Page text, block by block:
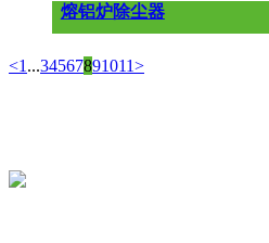
熔铝炉除尘器
<1 ...34567891011>